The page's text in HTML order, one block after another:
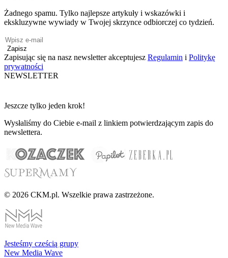
Żadnego spamu. Tylko najlepsze artykuły i wskazówki i
ekskluzywne wywiady w Twojej skrzynce odbiorczej co tydzień.
Zapisz
Zapisując się na nasz newsletter akceptujesz Regulamin i Politykę
prywatności
NEWSLETTER
Jeszcze tylko jeden krok!
Wysłaliśmy do Ciebie e-mail z linkiem potwierdzającym zapis do
newslettera.
© 2026 CKM.pl. Wszelkie prawa zastrzeżone.
Jesteśmy cześcią grupy
New Media Wave